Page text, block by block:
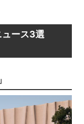
ュース3選